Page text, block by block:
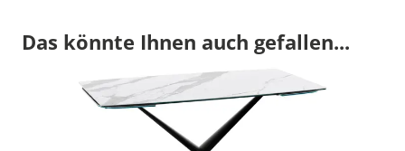
Das könnte Ihnen auch gefallen...